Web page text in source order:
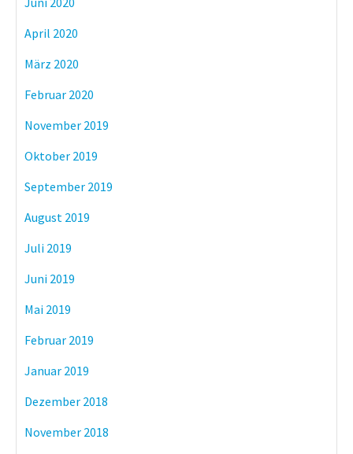
April 2020
März 2020
Februar 2020
November 2019
Oktober 2019
September 2019
August 2019
Juli 2019
Juni 2019
Mai 2019
Februar 2019
Januar 2019
Dezember 2018
November 2018